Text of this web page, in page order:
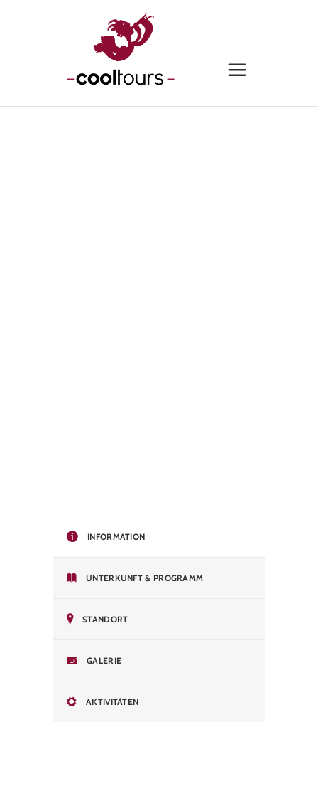
INFORMATION
UNTERKUNFT & PROGRAMM
STANDORT
GALERIE
AKTIVITÄTEN